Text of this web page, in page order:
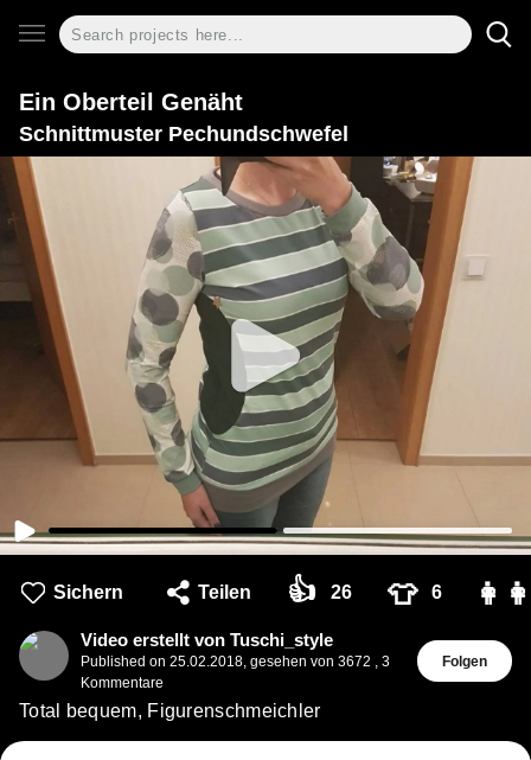
Ein Oberteil Genäht
Schnittmuster Pechundschwefel
Sichern Teilen 👍 26 👕 6
Video erstellt von Tuschi_style
Published on 25.02.2018, gesehen von 3672 , 3
Kommentare
Folgen
Total bequem, Figurenschmeichler